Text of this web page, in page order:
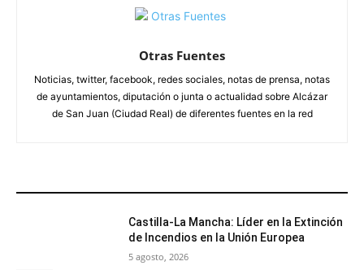
Otras Fuentes
Noticias, twitter, facebook, redes sociales, notas de prensa, notas
de ayuntamientos, diputación o junta o actualidad sobre Alcázar
de San Juan (Ciudad Real) de diferentes fuentes en la red
Castilla-La Mancha: Líder en la Extinción
de Incendios en la Unión Europea
5 agosto, 2026